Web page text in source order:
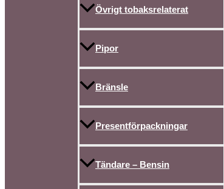
Övrigt tobaksrelaterat
Pipor
Bränsle
Presentförpackningar
Tändare – Bensin